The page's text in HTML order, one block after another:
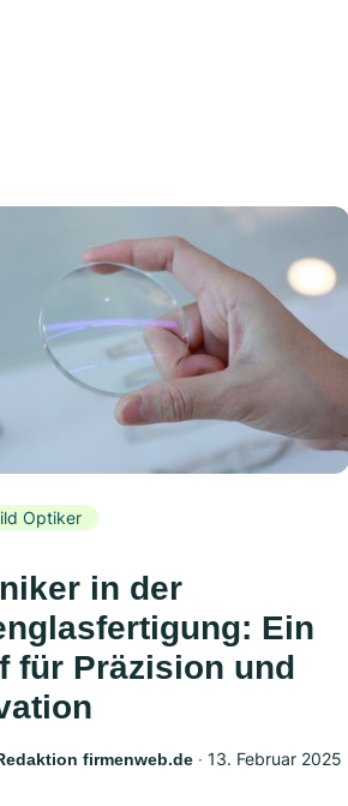
Optiker
in der
Ein
für Präzision und
firmenweb.de ‧ 13. Februar 2025